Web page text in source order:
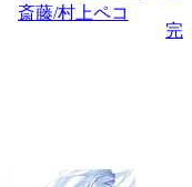
斎藤/村上ペコ
完